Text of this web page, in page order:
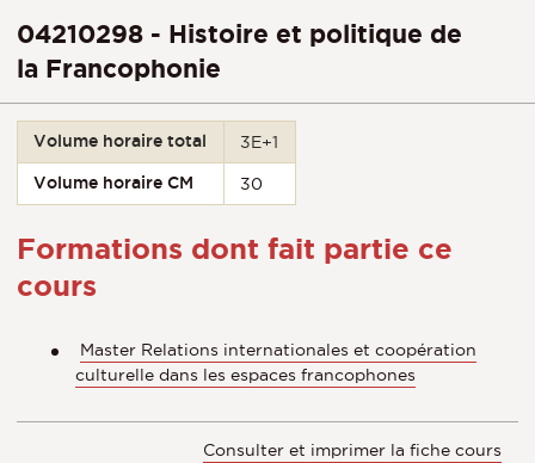
04210298 - Histoire et politique de
la Francophonie
Volume horaire total 3E+1
Volume horaire CM 30
Formations dont fait partie ce
cours
Master Relations internationales et coopération
culturelle dans les espaces francophones
Consulter et imprimer la fiche cours